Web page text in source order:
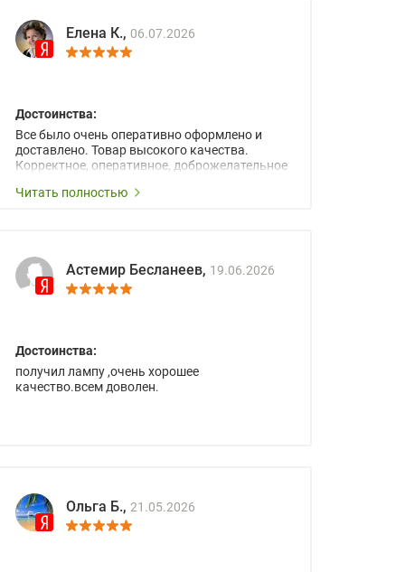
Елена К., 06.07.2026
Достоинства:
Все было очень оперативно оформлено и
доставлено. Товар высокого качества.
Корректное, оперативное, доброжелательное
Читать полностью
Астемир Бесланеев, 19.06.2026
Достоинства:
получил лампу ,очень хорошее
качество.всем доволен.
Ольга Б., 21.05.2026